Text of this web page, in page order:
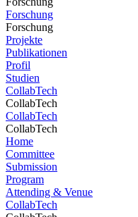
Forschung
Forschung
Projekte
Publikationen
Profil
Studien
CollabTech
CollabTech
CollabTech
CollabTech
Home
Committee
Submission
Program
Attending & Venue
CollabTech